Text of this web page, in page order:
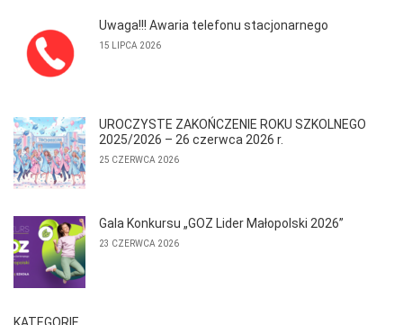
Uwaga!!! Awaria telefonu stacjonarnego
15 LIPCA 2026
UROCZYSTE ZAKOŃCZENIE ROKU SZKOLNEGO
2025/2026 – 26 czerwca 2026 r.
25 CZERWCA 2026
Gala Konkursu „GOZ Lider Małopolski 2026”
23 CZERWCA 2026